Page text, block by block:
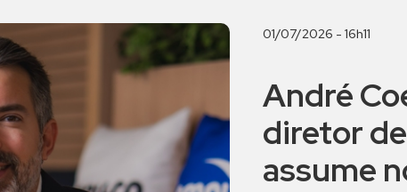
01/07/2026 - 16h11
André
diretor
assume